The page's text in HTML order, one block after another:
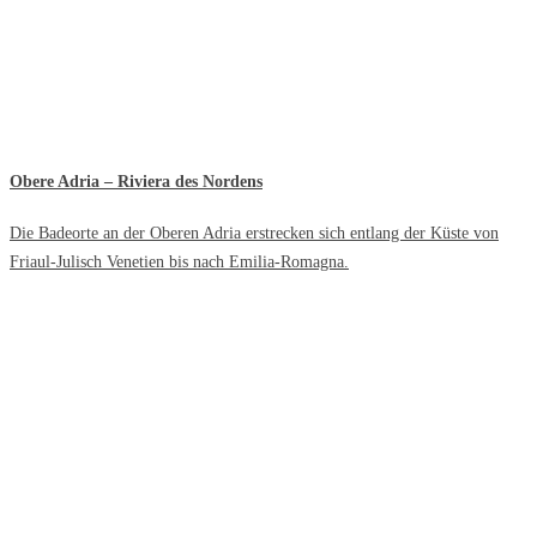
Obere Adria – Riviera des Nordens
Die Badeorte an der Oberen Adria erstrecken sich entlang der Küste von
Friaul-Julisch Venetien bis nach Emilia-Romagna.